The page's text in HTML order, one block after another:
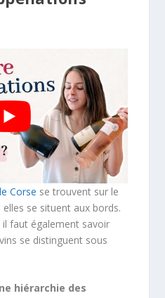
Corse se trouvent sur le
elles se situent aux bords.
faut également savoir
se distinguent sous
hiérarchie des